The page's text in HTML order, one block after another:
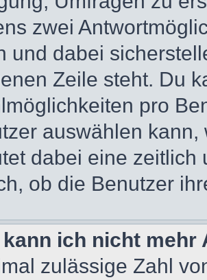
zwei
und dabei
Zeile steht. Du
pro
auswählen
dabei eine
ob die Benutzer
kann ich nicht
zulässige Zahl